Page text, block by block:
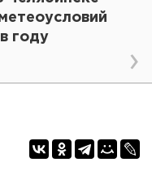
году